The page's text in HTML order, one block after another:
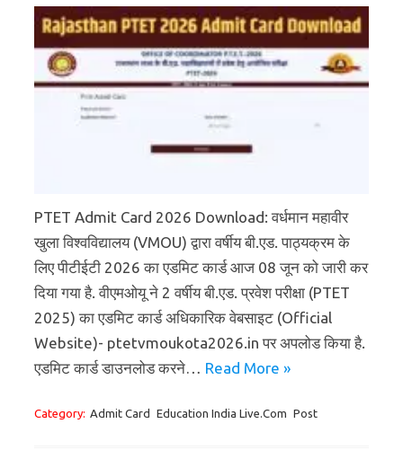
PTET Admit Card 2026 Download: वर्धमान महावीर
खुला विश्वविद्यालय (VMOU) द्वारा वर्षीय बी.एड. पाठ्यक्रम के
लिए पीटीईटी 2026 का एडमिट कार्ड आज 08 जून को जारी कर
दिया गया है. वीएमओयू ने 2 वर्षीय बी.एड. प्रवेश परीक्षा (PTET
2025) का एडमिट कार्ड अधिकारिक वेबसाइट (Official
Website)- ptetvmoukota2026.in पर अपलोड किया है.
एडमिट कार्ड डाउनलोड करने… Read More »
Category: Admit Card Education India Live.Com Post